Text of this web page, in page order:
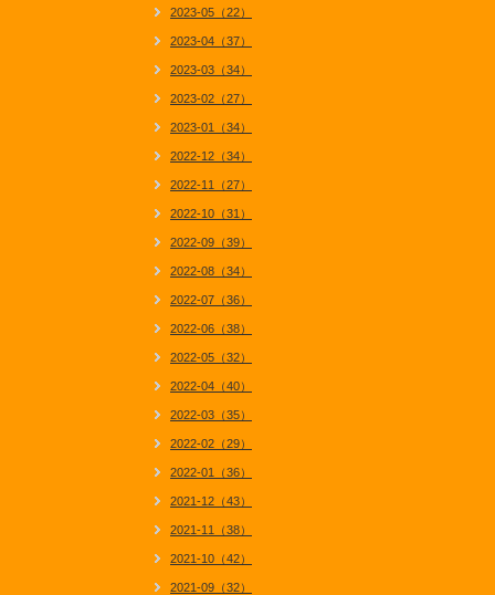
2023-05（22）
2023-04（37）
2023-03（34）
2023-02（27）
2023-01（34）
2022-12（34）
2022-11（27）
2022-10（31）
2022-09（39）
2022-08（34）
2022-07（36）
2022-06（38）
2022-05（32）
2022-04（40）
2022-03（35）
2022-02（29）
2022-01（36）
2021-12（43）
2021-11（38）
2021-10（42）
2021-09（32）